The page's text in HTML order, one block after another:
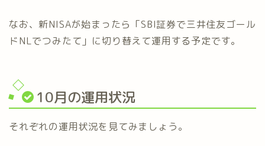
なお、新NISAが始まったら「SBI証券で三井住友ゴール
ドNLでつみたて」に切り替えて運用する予定です。
10月の運用状況
それぞれの運用状況を見てみましょう。